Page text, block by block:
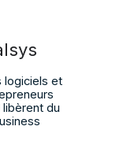
logiciels et
du